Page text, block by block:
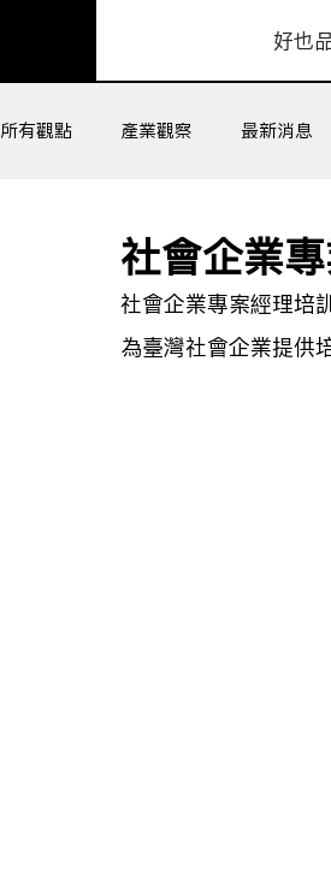
好也
所有觀點 產業觀察 最新消息
社會企業
社會企業專案經理培
為臺灣社會企業提供